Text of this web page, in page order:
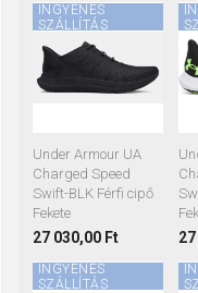
INGYENES
SZÁLLÍTÁS
Under Armour UA
Charged Speed
Swift-BLK Férfi cipő
Fekete
27 030,00 Ft
45
INGYENES
SZÁLLÍTÁS